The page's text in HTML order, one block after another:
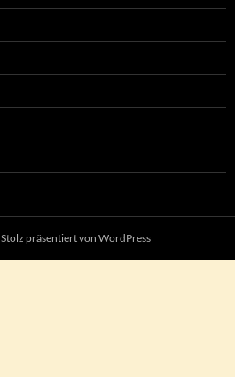
Stolz präsentiert von WordPress